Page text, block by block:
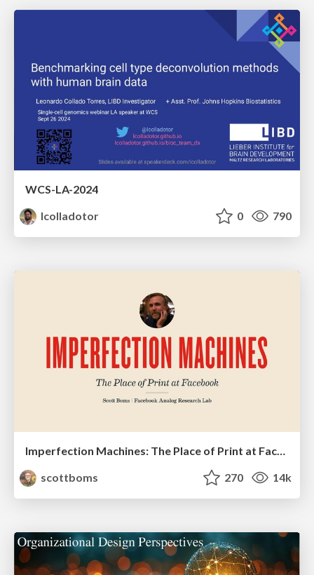
WCS-LA-2024
lcolladotor
0 790
Imperfection Machines: The Place of Print at Facebook
scottboms
270 14k